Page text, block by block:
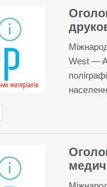
West —